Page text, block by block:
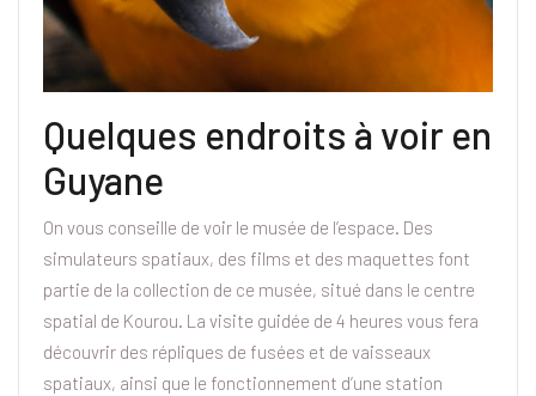
Quelques endroits à voir en
Guyane
On vous conseille de voir le musée de l’espace. Des
simulateurs spatiaux, des films et des maquettes font
partie de la collection de ce musée, situé dans le centre
spatial de Kourou. La visite guidée de 4 heures vous fera
découvrir des répliques de fusées et de vaisseaux
spatiaux, ainsi que le fonctionnement d’une station